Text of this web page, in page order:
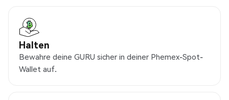
Halten
Bewahre deine GURU sicher in deiner Phemex-Spot-
Wallet auf.